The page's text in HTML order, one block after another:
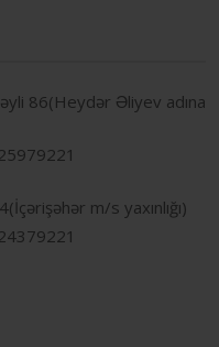
86(Heydər Əliyev adına
m/s yaxınlığı)